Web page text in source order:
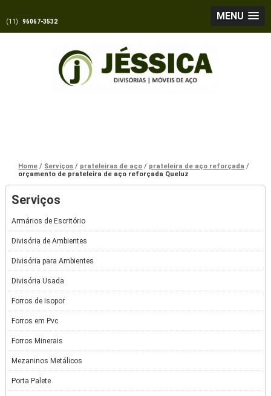
MENU
(11) 96067-3532
Home Serviços prateleiras de aço
prateleira de aço reforçada
orçamento de prateleira de aço reforçada Queluz
Serviços
Armários de Escritório
Divisória de Ambientes
Divisória para Ambientes
Divisória Usada
Forros de Isopor
Forros em Pvc
Forros Minerais
Mezaninos Metálicos
Porta Palete